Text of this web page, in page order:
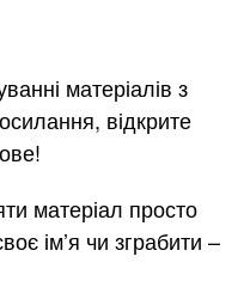
матеріалів з
відкрите
матеріал просто
ім’я чи зграбити –